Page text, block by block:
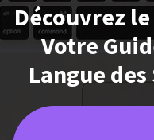
Découvrez
Votre
Langue